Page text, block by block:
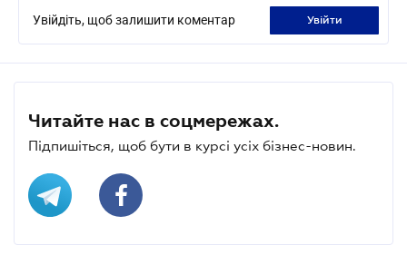
Увійдіть, щоб залишити коментар увійти
Читайте нас в соцмережах.
Підпишіться, щоб бути в курсі усіх бізнес-новин.